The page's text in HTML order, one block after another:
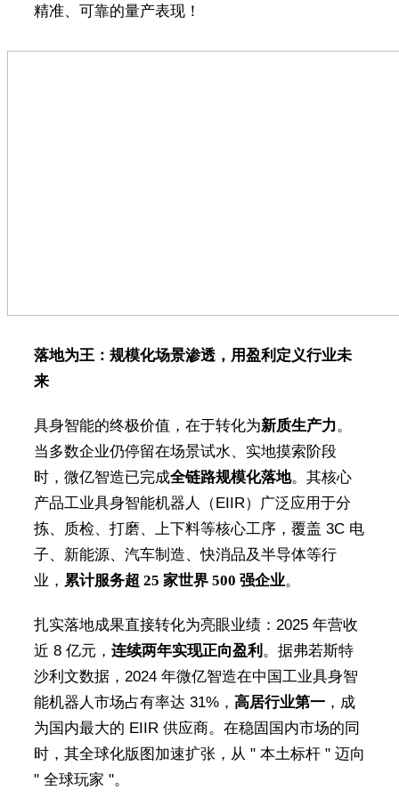
精准、可靠的量产表现！
落地为王：规模化场景渗透，用盈利定义行业未
来
具身智能的终极价值，在于转化为新质生产力。
当多数企业仍停留在场景试水、实地摸索阶段
时，微亿智造已完成全链路规模化落地。其核心
产品工业具身智能机器人（EIIR）广泛应用于分
拣、质检、打磨、上下料等核心工序，覆盖 3C 电
子、新能源、汽车制造、快消品及半导体等行
业， 累计服务超 25 家世界 500 强企业。
扎实落地成果直接转化为亮眼业绩：2025 年营收
近 8 亿元， 连续两年实现正向盈利 。据弗若斯特
沙利文数据，2024 年微亿智造在中国工业具身智
能机器人市场占有率达 31%， 高居行业第一，成
为国内最大的 EIIR 供应商。在稳固国内市场的同
时，其全球化版图加速扩张，从 " 本土标杆 " 迈向
" 全球玩家 "。